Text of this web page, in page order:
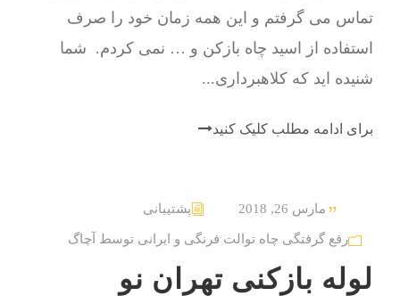
تماس می گرفتم و این همه زمان خود را صرف
استفاده از اسید چاه بازکن و … نمی کردم. شما
شنیده اید که کلاهبرداری...
برای ادامه مطلب کلیک کنید
مارس 26, 2018 پشتیبانی
رفع گرفتگی چاه توالت فرنگی و ایرانی توسط آچاگ
لوله بازکنی تهران نو